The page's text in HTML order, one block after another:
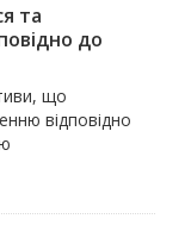
та
до
що
відповідно